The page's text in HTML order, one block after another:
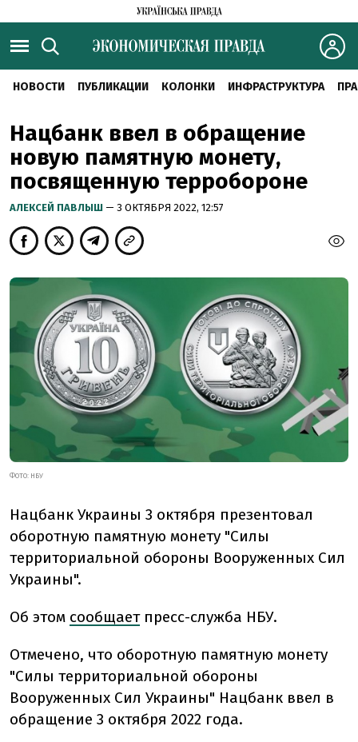
НОВОСТИ ПУБЛИКАЦИИ КОЛОНКИ ИНФРАСТРУКТУРА
Нацбанк ввел в обращение
новую памятную монету,
посвященную терробороне
АЛЕКСЕЙ ПАВЛЫШ — 3 ОКТЯБРЯ 2022, 12:57
ФОТО: НБУ
Нацбанк Украины 3 октября презентовал
оборотную памятную монету "Силы
территориальной обороны Вооруженных Сил
Украины".
Об этом сообщаетпресс-служба НБУ.
Отмечено, что оборотную памятную монету
"Силы территориальной обороны
Вооруженных Сил Украины" Нацбанк ввел в
обращение 3 октября 2022 года.